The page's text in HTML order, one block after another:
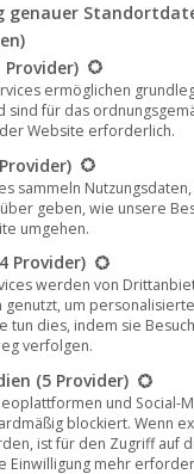
, News 23. September
vonBoris Brejcha
Tür. Und auf dieser
geöffnet. Mit
der Ludwigshafener in…
genauer
der Service-
Provider)
ermöglichen
sind für das
Website erforderlich.
sammeln
geben, wie unsere
umgehen.
Provider)
werden von
genutzt, um
tun dies, indem sie
verfolgen.
(5 Provider)
und Social-
blockiert. Wenn
ist für den Zugriff auf
Einwilligung mehr